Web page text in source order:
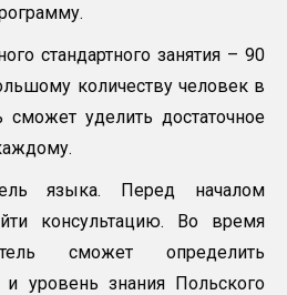
стандартного занятия – 90
количеству человек в
сможет уделить достаточное
языка. Перед началом
консультацию. Во время
сможет определить
уровень знания Польского